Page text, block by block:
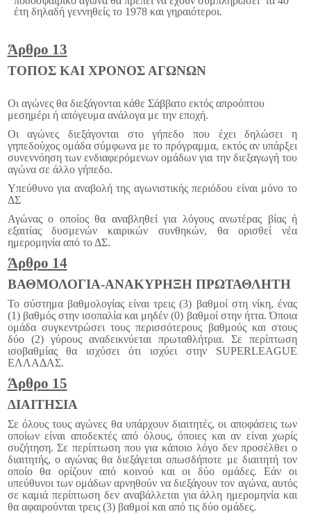
έτη δηλαδή γεννηθείς το 1978 και γηραιότεροι.
Άρθρο 13
ΤΟΠΟΣ ΚΑΙ ΧΡΟΝΟΣ ΑΓΩΝΩΝ
Οι αγώνες θα διεξάγονται κάθε Σάββατο εκτός απροόπτου
μεσημέρι ή απόγευμα ανάλογα με την εποχή.
Οι αγώνες διεξάγονται στο γήπεδο που έχει δηλώσει η
γηπεδούχος ομάδα σύμφωνα με το πρόγραμμα, εκτός αν υπάρξει
συνεννόηση των ενδιαφερόμενων ομάδων για την διεξαγωγή του
αγώνα σε άλλο γήπεδο.
Υπεύθυνο για αναβολή της αγωνιστικής περιόδου είναι μόνο το
ΔΣ
Αγώνας ο οποίος θα αναβληθεί για λόγους ανωτέρας βίας ή
εξαιτίας δυσμενών καιρικών συνθηκών, θα ορισθεί νέα
ημερομηνία από το ΔΣ.
Άρθρο 14
ΒΑΘΜΟΛΟΓΙΑ-ΑΝΑΚΥΡΗΞΗ ΠΡΩΤΑΘΛΗΤΗ
Το σύστημα βαθμολογίας είναι τρεις (3) βαθμοί στη νίκη, ένας
(1) βαθμός στην ισοπαλία και μηδέν (0) βαθμοί στην ήττα. Όποια
ομάδα συγκεντρώσει τους περισσότερους βαθμούς και στους
δύο (2) γύρους αναδεικνύεται πρωταθλήτρια. Σε περίπτωση
ισοβαθμίας θα ισχύσει ότι ισχύει στην SUPERLEAGUE
ΕΛΛΑΔΑΣ.
Άρθρο 15
ΔΙΑΙΤΗΣΙΑ
Σε όλους τους αγώνες θα υπάρχουν διαιτητές, οι αποφάσεις των
οποίων είναι αποδεκτές από όλους, όποιες και αν είναι χωρίς
συζήτηση. Σε περίπτωση που για κάποιο λόγο δεν προσέλθει ο
διαιτητής, ο αγώνας θα διεξάγεται οπωσδήποτε με διαιτητή τον
οποίο θα ορίζουν από κοινού και οι δύο ομάδες. Εάν οι
υπεύθυνοι των ομάδων αρνηθούν να διεξάγουν τον αγώνα, αυτός
σε καμιά περίπτωση δεν αναβάλλεται για άλλη ημερομηνία και
θα αφαιρούνται τρεις (3) βαθμοί και από τις δύο ομάδες.